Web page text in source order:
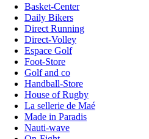
Basket-Center
Daily Bikers
Direct Running
Direct-Volley
Espace Golf
Foot-Store
Golf and co
Handball-Store
House of Rugby
La sellerie de Maé
Made in Paradis
Nauti-wave